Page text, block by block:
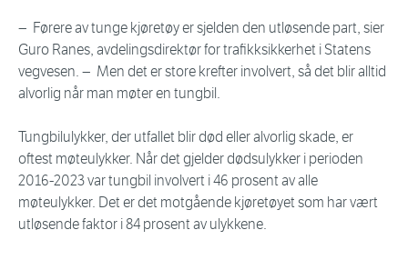
− Førere av tunge kjøretøy er sjelden den utløsende part, sier
Guro Ranes, avdelingsdirektør for trafikksikkerhet i Statens
vegvesen. − Men det er store krefter involvert, så det blir alltid
alvorlig når man møter en tungbil.
Tungbilulykker, der utfallet blir død eller alvorlig skade, er
oftest møteulykker. Når det gjelder dødsulykker i perioden
2016-2023 var tungbil involvert i 46 prosent av alle
møteulykker. Det er det motgående kjøretøyet som har vært
utløsende faktor i 84 prosent av ulykkene.